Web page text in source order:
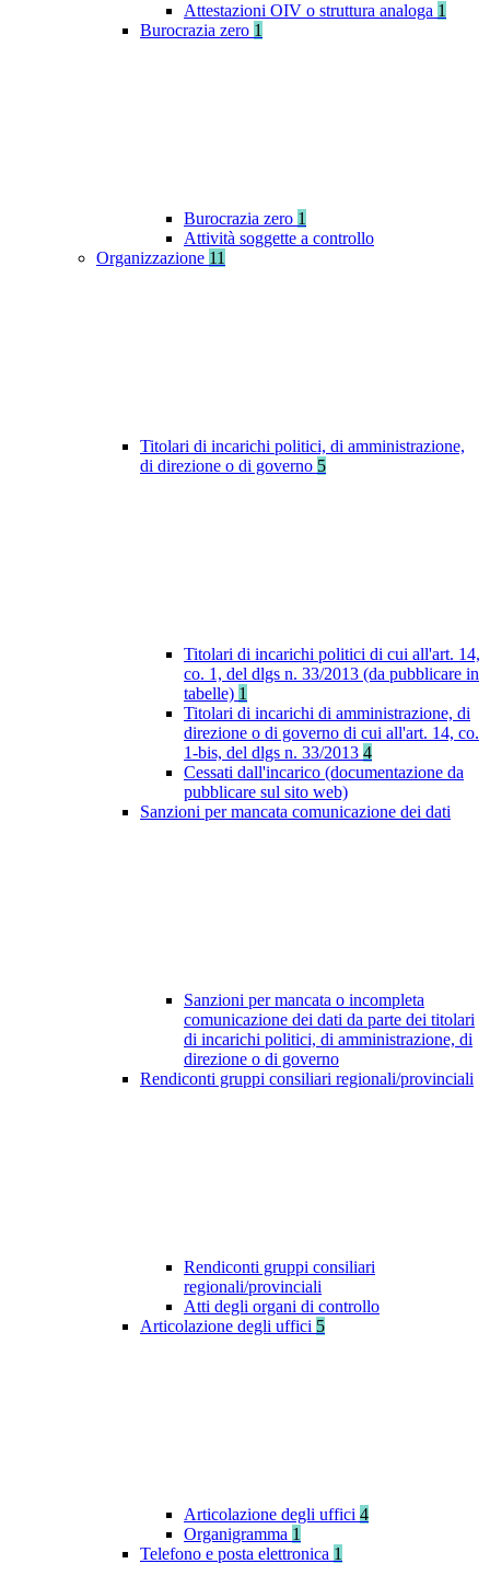
Attestazioni OIV o struttura analoga 1
Burocrazia zero 1
Burocrazia zero 1
Attività soggette a controllo
Organizzazione 11
Titolari di incarichi politici, di amministrazione,
di direzione o di governo 5
Titolari di incarichi politici di cui all'art. 14,
co. 1, del dlgs n. 33/2013 (da pubblicare in
tabelle) 1
Titolari di incarichi di amministrazione, di
direzione o di governo di cui all'art. 14, co.
1-bis, del dlgs n. 33/2013 4
Cessati dall'incarico (documentazione da
pubblicare sul sito web)
Sanzioni per mancata comunicazione dei dati
Sanzioni per mancata o incompleta
comunicazione dei dati da parte dei titolari
di incarichi politici, di amministrazione, di
direzione o di governo
Rendiconti gruppi consiliari regionali/provinciali
Rendiconti gruppi consiliari
regionali/provinciali
Atti degli organi di controllo
Articolazione degli uffici 5
Articolazione degli uffici 4
Organigramma 1
Telefono e posta elettronica 1